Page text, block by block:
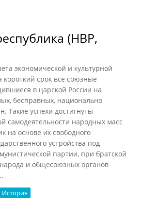
(НВР,
экономической и культурной
короткий срок все союзные
в царской России на
бесправных, национально
Такие успехи достигнуты
самодеятельности народных масс
на основе их свободного
устройства под
партии, при братской
и общесоюзных органов
История